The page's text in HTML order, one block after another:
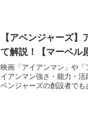
【アベンジャーズ
て解説！【マーベル
映画「アイアンマン」や
イアンマン強さ・能力・
ベンジャーズの創設者でも